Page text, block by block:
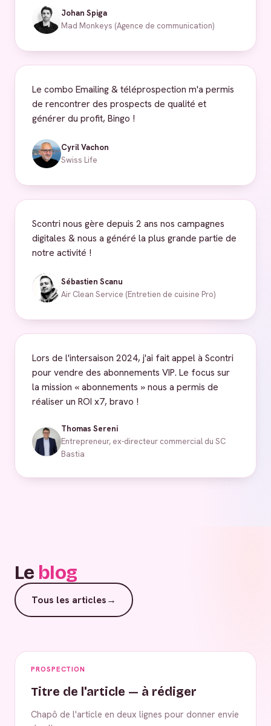
Johan Spiga
Mad Monkeys (Agence de communication)
Le combo Emailing & téléprospection m'a permis
de rencontrer des prospects de qualité et
générer du profit, Bingo !
Cyril Vachon
Swiss Life
Scontri nous gère depuis 2 ans nos campagnes
digitales & nous a généré la plus grande partie de
notre activité !
Sébastien Scanu
Air Clean Service (Entretien de cuisine Pro)
Lors de l'intersaison 2024, j'ai fait appel à Scontri
pour vendre des abonnements VIP. Le focus sur
la mission « abonnements » nous a permis de
réaliser un ROI x7, bravo !
Thomas Sereni
Entrepreneur, ex-directeur commercial du SC
Bastia
Le blog
Tous les articles→
PROSPECTION
Titre de l'article — à rédiger
Chapô de l'article en deux lignes pour donner envie